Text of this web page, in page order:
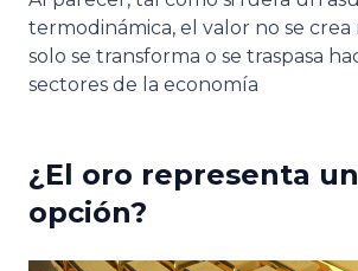
termodinámica, el valor no se crea
solo se transforma o se traspasa
sectores de la economía
¿El oro representa
opción?